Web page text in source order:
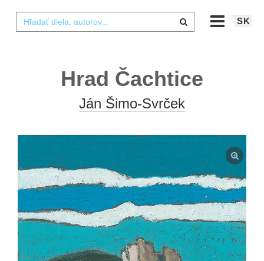
SK
Hrad Čachtice
Ján Šimo-Svrček